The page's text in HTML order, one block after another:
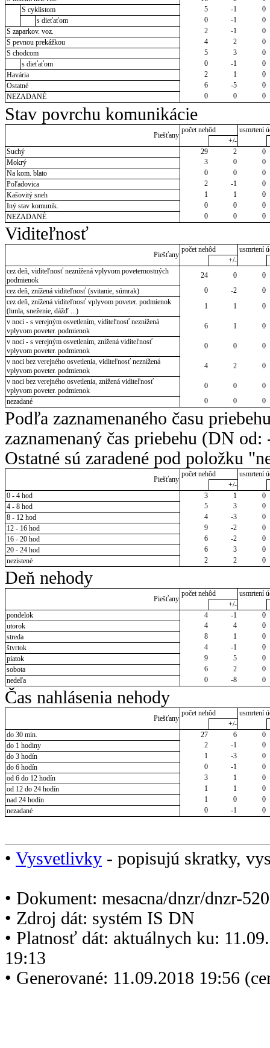
S cyklistom
5 -1
0
s dieťaťom
0 -1
0
S zaparkov. voz.
2 -1
0
S pevnou prekážkou
4 2
0
S chodcom
5 3
0
s dieťaťom
0 -1
0
Havária
2 1
0
Ostatné
6 -5
0
NEZADANÉ
0 0 0
Stav povrchu komunikácie
Piešťany
počet nehôd
usmrtení
+/-
Suchý
29 2
0
Mokrý
3 0
0
Na kom. blato
0 0
0
Poľadovica
2 -1
0
Kašovitý sneh
1 1
0
Iný stav komunik.
0 0
0
NEZADANÉ
0 0 0
Viditeľnosť
Piešťany
počet nehôd
usmrtení
+/-
cez deň, viditeľnosť neznížená vplyvom poveternostných
podmienok
24 0
0
cez deň, znížená viditeľnosť (svitanie, súmrak)
0 -2
0
cez deň, znížená viditeľnosť vplyvom poveter. podmienok
(hmla, sneženie, dážď ...)
1 1
0
v noci - s verejným osvetlením, viditeľnosť neznížená
vplyvom poveter. podmienok
6 1
0
v noci - s verejným osvetlením, znížená viditeľnosť
vplyvom poveter. podmienok
0 0
0
v noci bez verejného osvetlenia, viditeľnosť neznížená
vplyvom poveter. podmienok
4 2
0
v noci bez verejného osvetlenia, znížená viditeľnosť
vplyvom poveter. podmienok
0 0
0
nezadané
0 0 0
Podľa zaznamenaného času
zaznamenaný čas priebehu (DN
Ostatné sú zaradené pod položku
Piešťany
počet nehôd
usmrtení
+/-
0 - 4 hod
3 1
0
4 - 8 hod
5 3
0
8 - 12 hod
4 -3
0
12 - 16 hod
9 -2
0
16 - 20 hod
6 -2
0
20 - 24 hod
6 3
0
nezistené
2 2 0
Deň nehody
Piešťany
počet nehôd
usmrtení
+/-
pondelok
4 -1
0
utorok
4 4
0
streda
8 1
0
štvrtok
4 -1
0
piatok
9 5
0
sobota
6 2
0
nedeľa
0 -8 0
Čas nahlásenia nehody
Piešťany
počet nehôd
usmrtení
+/-
do 30 min.
27 6
0
do 1 hodiny
2 -1
0
do 3 hodín
1 -3
0
do 6 hodín
0 -1
0
od 6 do 12 hodín
3 1
0
od 12 do 24 hodín
1 1
0
nad 24 hodín
1 0
0
nezadané
0 -1 0
• Vysvetlivky - popisujú skratky,
• Dokument: mesacna/dnzr/dnzr-
• Zdroj dát: systém IS DN
• Platnosť dát: aktuálnych ku:
19:13
• Generované: 11.09.2018 19:56